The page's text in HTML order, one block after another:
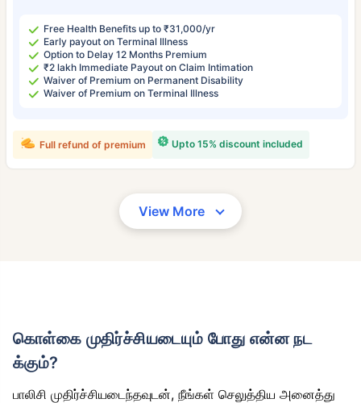
Free Health Benefits up to ₹31,000/yr
Early payout on Terminal Illness
Option to Delay 12 Months Premium
₹2 lakh Immediate Payout on Claim Intimation
Waiver of Premium on Permanent Disability
Waiver of Premium on Terminal Illness
Upto 15% discount included
Full refund of premium
View More
கொள்கை முதிர்ச்சியடையும் போது என்ன நட
க்கும்?
பாலிசி முதிர்ச்சியடைந்தவுடன், நீங்கள் செலுத்திய அனைத்து